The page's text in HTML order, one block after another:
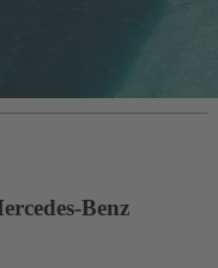
Benz